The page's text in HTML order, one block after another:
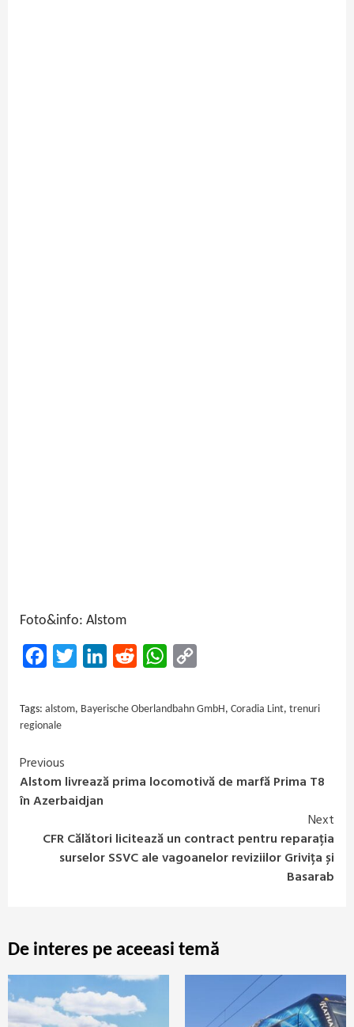
Foto&info: Alstom
FacebookTwitter LinkedInReddit WhatsApp
Tags: alstom, Bayerische Oberlandbahn GmbH, Coradia Lint, trenuri
regionale
Continue
Reading
Previous
Alstom livrează prima locomotivă de marfă Prima T8
în Azerbaidjan
Next
CFR Călători licitează un contract pentru reparația
surselor SSVC ale vagoanelor reviziilor Grivița și
Basarab
De interes pe aceeasi temă